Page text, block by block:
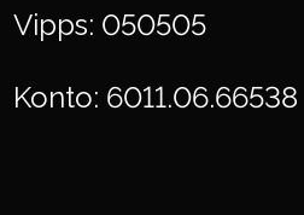
Vipps: 050505
Konto: 6011.06.66538